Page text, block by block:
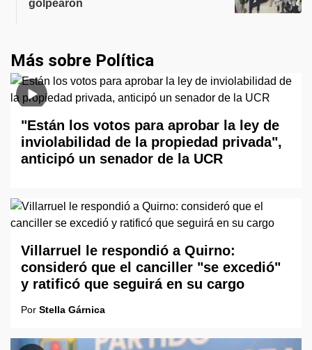
golpearon
Más sobre Política
"Están los votos para aprobar la ley de
inviolabilidad de la propiedad privada",
anticipó un senador de la UCR
Villarruel le respondió a Quirno:
consideró que el canciller "se excedió"
y ratificó que seguirá en su cargo
Por Stella Gárnica